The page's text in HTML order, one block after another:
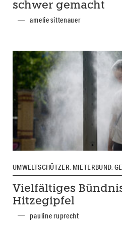
schwer gemacht
amelie sittenauer
UMWELTSCHÜTZER, MIETERBUND,
Vielfältiges
Hitzegipfel
pauline ruprecht